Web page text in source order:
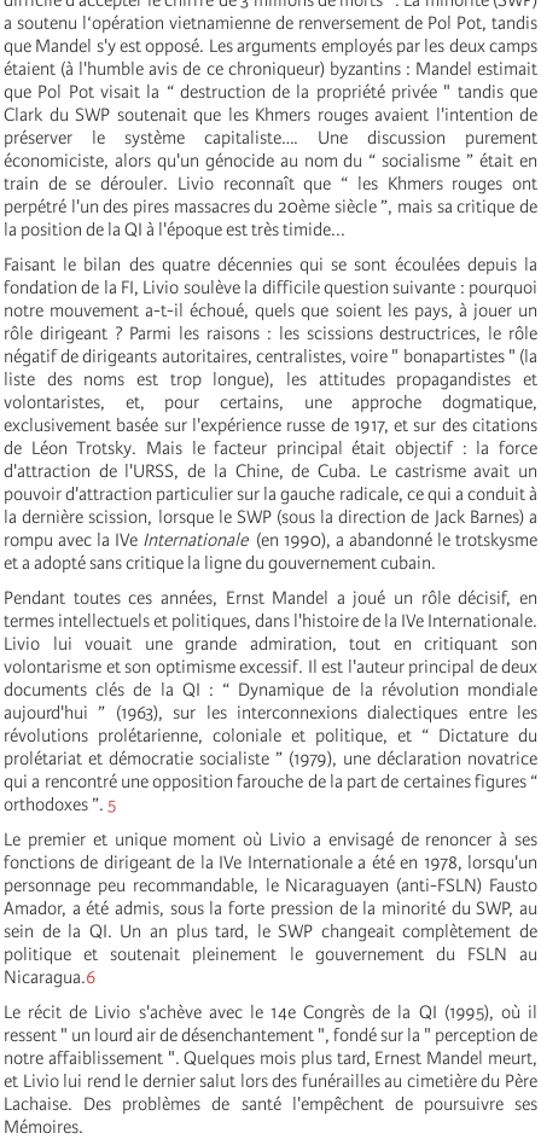
a soutenu l‘opération vietnamienne de renversement de Pol Pot, tandis
que Mandel s'y est opposé. Les arguments employés par les deux camps
étaient (à l'humble avis de ce chroniqueur) byzantins : Mandel estimait
que Pol Pot visait la “ destruction de la propriété privée " tandis que
Clark du SWP soutenait que les Khmers rouges avaient l'intention de
préserver le système capitaliste…. Une discussion purement
économiciste, alors qu'un génocide au nom du “ socialisme ” était en
train de se dérouler. Livio reconnaît que “ les Khmers rouges ont
perpétré l'un des pires massacres du 20ème siècle ”, mais sa critique de
la position de la QI à l'époque est très timide...
Faisant le bilan des quatre décennies qui se sont écoulées depuis la
fondation de la FI, Livio soulève la difficile question suivante : pourquoi
notre mouvement a-t-il échoué, quels que soient les pays, à jouer un
rôle dirigeant ? Parmi les raisons : les scissions destructrices, le rôle
négatif de dirigeants autoritaires, centralistes, voire " bonapartistes " (la
liste des noms est trop longue), les attitudes propagandistes et
volontaristes, et, pour certains, une approche dogmatique,
exclusivement basée sur l'expérience russe de 1917, et sur des citations
de Léon Trotsky. Mais le facteur principal était objectif : la force
d'attraction de l'URSS, de la Chine, de Cuba. Le castrisme avait un
pouvoir d'attraction particulier sur la gauche radicale, ce qui a conduit à
la dernière scission, lorsque le SWP (sous la direction de Jack Barnes) a
rompu avec la IVe Internationale(en 1990), a abandonné le trotskysme
et a adopté sans critique la ligne du gouvernement cubain.
Pendant toutes ces années, Ernst Mandel a joué un rôle décisif, en
termes intellectuels et politiques, dans l'histoire de la IVe Internationale.
Livio lui vouait une grande admiration, tout en critiquant son
volontarisme et son optimisme excessif. Il est l'auteur principal de deux
documents clés de la QI : “ Dynamique de la révolution mondiale
aujourd'hui ” (1963), sur les interconnexions dialectiques entre les
révolutions prolétarienne, coloniale et politique, et “ Dictature du
prolétariat et démocratie socialiste ” (1979), une déclaration novatrice
qui a rencontré une opposition farouche de la part de certaines figures “
orthodoxes ”. 5
Le premier et unique moment où Livio a envisagé de renoncer à ses
fonctions de dirigeant de la IVe Internationalea été en 1978, lorsqu'un
personnage peu recommandable, le Nicaraguayen (anti-FSLN) Fausto
Amador, a été admis, sous la forte pression de la minorité du SWP, au
sein de la QI. Un an plus tard, le SWP changeait complètement de
politique et soutenait pleinement le gouvernement du FSLN au
Nicaragua.6
Le récit de Livio s'achève avec le 14e Congrès de la QI (1995), où il
ressent " un lourd air de désenchantement ", fondé sur la " perception de
notre affaiblissement ". Quelques mois plus tard, Ernest Mandel meurt,
et Livio lui rend le dernier salut lors des funérailles au cimetière du Père
Lachaise. Des problèmes de santé l'empêchent de poursuivre ses
Mémoires.